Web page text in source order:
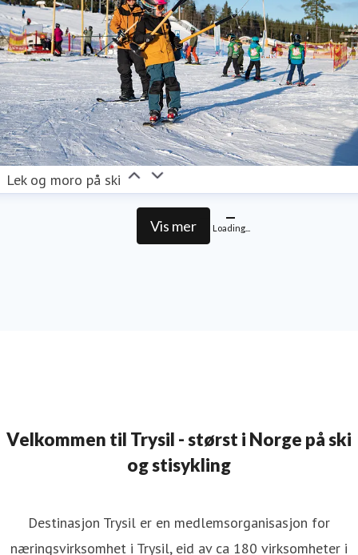
Lek og moro på ski
Vis mer Loading...
Velkommen til Trysil - størst i Norge på ski
og stisykling
Destinasjon Trysil er en medlemsorganisasjon for
næringsvirksomhet i Trysil, eid av ca 180 virksomheter i